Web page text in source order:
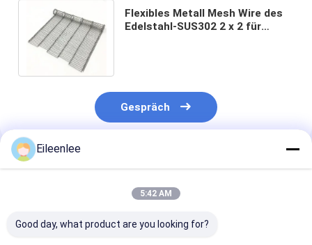
Flexibles Metall Mesh Wire des
Edelstahl-SUS302 2 x 2 für
Gespräch
Empfohlene Produkte
Eileenlee
5:42 AM
Good day, what product are you looking for?